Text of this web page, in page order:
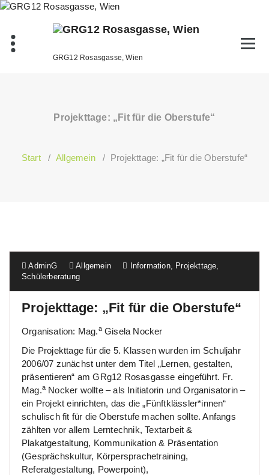
Zum
GRG12 Rosasgasse, Wien
Projekttage: „Fit für die Oberstufe“
Start/ Allgemein/ Projekttage: „Fit für die Oberstufe“
AdminG Allgemein Information, Projekttage
Schülerberatung
Projekttage: „Fit für die Oberstufe“
Organisation: Mag.aGisela Nocker
Die Projekttage für die 5. Klassen wurden im Schuljahr
2006/07 zunächst unter dem Titel „Lernen, gestalten,
präsentieren“ am GRg12 Rosasgasse eingeführt. Fr.
Mag.a Nocker wollte – als Initiatorin und Organisatorin –
ein Projekt einrichten, das die „Fünftklässler*innen“
schulisch fit für die Oberstufe machen sollte. Anfangs
zählten vor allem Lerntechnik, Textarbeit &
Plakatgestaltung, Kommunikation & Präsentation
(Gesprächskultur, Körpersprachetraining,
Referatgestaltung, Powerpoint),